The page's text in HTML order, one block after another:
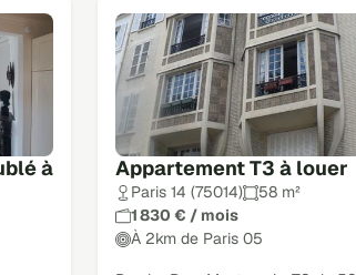
à
Appartement T3 à louer
Paris 14 (75014)
58 m²
1 830 € / mois
À 2km de Paris 05